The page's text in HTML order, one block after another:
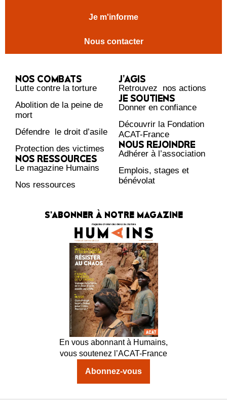
Je m'informe
Nous contacter
NOS COMBATS
Lutte contre la torture
Abolition de la peine de
mort
Défendre le droit d’asile
Protection des victimes
NOS RESSOURCES
Le magazine Humains
Nos ressources
J’AGIS
Retrouvez nos actions
JE SOUTIENS
Donner en confiance
Découvrir la Fondation
ACAT-France
NOUS REJOINDRE
Adhérer à l’association
Emplois, stages et
bénévolat
S'ABONNER À NOTRE MAGAZINE
En vous abonnant à Humains,
vous soutenez l’ACAT-France
Abonnez-vous